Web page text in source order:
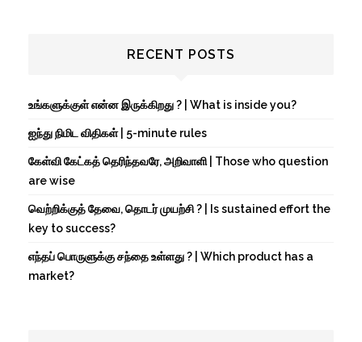
RECENT POSTS
உங்களுக்குள் என்ன இருக்கிறது ? | What is inside you?
ஐந்து நிமிட விதிகள் | 5-minute rules
கேள்வி கேட்கத் தெரிந்தவரே, அறிவாளி | Those who question
are wise
வெற்றிக்குத் தேவை, தொடர் முயற்சி ? | Is sustained effort the
key to success?
எந்தப் பொருளுக்கு சந்தை உள்ளது ? | Which product has a
market?